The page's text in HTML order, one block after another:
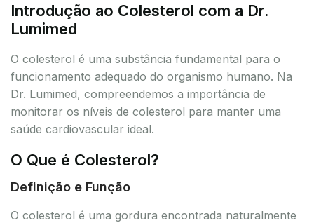
Introdução ao Colesterol com a Dr.
Lumimed
O colesterol é uma substância fundamental para o
funcionamento adequado do organismo humano. Na
Dr. Lumimed, compreendemos a importância de
monitorar os níveis de colesterol para manter uma
saúde cardiovascular ideal.
O Que é Colesterol?
Definição e Função
O colesterol é uma gordura encontrada naturalmente